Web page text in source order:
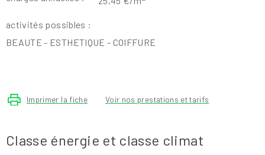
activités possibles :
BEAUTE - ESTHETIQUE - COIFFURE
Imprimer la fiche Voir nos prestations et tarifs
Classe énergie et classe climat